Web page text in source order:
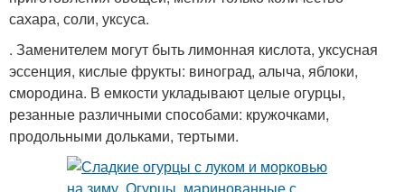
сахара, соли, уксуса.
. Заменителем могут быть лимонная кислота, уксусная
эссенция, кислые фрукты: виноград, алыча, яблоки,
смородина. В емкости укладывают целые огурцы,
резанные различными способами: кружочками,
продольными дольками, тертыми.